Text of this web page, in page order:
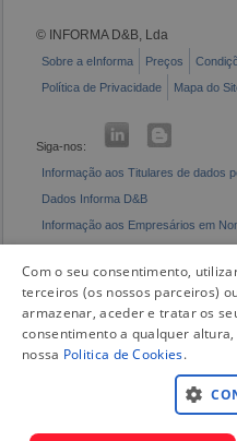
© INFORMA D&B, Lda
Sobre a eInforma Preços
Política de Privacidade
Mapa do
Siga-nos:
Informação aos Titulares de dados
Dados Informa D&B
Informação aos Empresários em
Com o seu consentimento,
terceiros (os nossos parceiros)
armazenar, aceder e tratar os
consentimento a qualquer
nossa Politica de Cookies.